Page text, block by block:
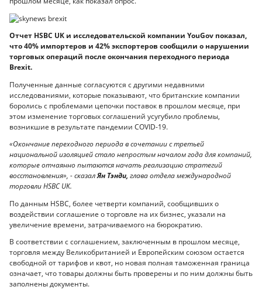
Отчет HSBC UK и исследовательской компании YouGov показал,
что 40% импортеров и 42% экспортеров сообщили о нарушении
торговых операций после окончания переходного периода
Brexit.
Полученные данные согласуются с другими недавними
исследованиями, которые показывают, что британские компании
боролись с проблемами цепочки поставок в прошлом месяце, при
этом изменение торговых соглашений усугубило проблемы,
возникшие в результате пандемии COVID-19.
«Окончание переходного периода в сочетании с третьей
национальной изоляцией стало непростым началом года для компаний,
которые отчаянно пытаются начать реализацию стратегий
восстановления», - сказалЯн Тэнди, глава отдела международной
торговли HSBC UK.
По данным HSBC, более четверти компаний, сообщивших о
воздействии соглашение о торговле на их бизнес, указали на
увеличение времени, затрачиваемого на бюрократию.
В соответствии с соглашением, заключенным в прошлом месяце,
торговля между Великобританией и Европейским союзом остается
свободной от тарифов и квот, но новая полная таможенная граница
означает, что товары должны быть проверены и по ним должны быть
заполнены документы.